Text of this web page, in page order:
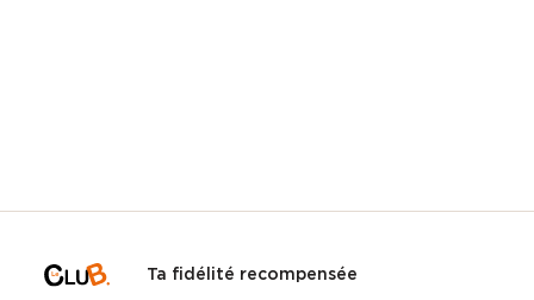
Ta fidélité recompensée